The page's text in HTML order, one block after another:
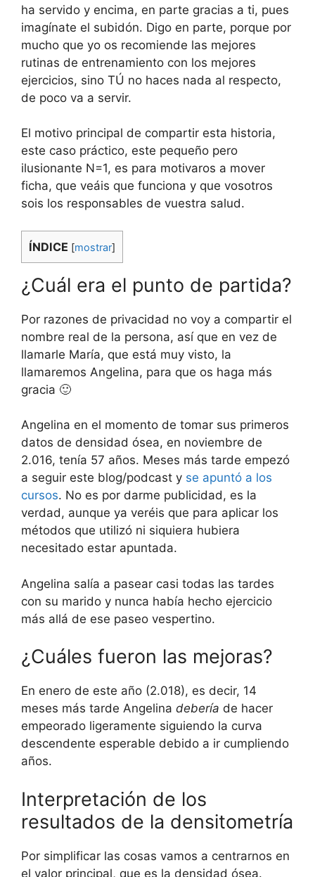
ha servido y encima, en parte gracias a ti, pues
imagínate el subidón. Digo en parte, porque por
mucho que yo os recomiende las mejores
rutinas de entrenamiento con los mejores
ejercicios, sino TÚ no haces nada al respecto,
de poco va a servir.
El motivo principal de compartir esta historia,
este caso práctico, este pequeño pero
ilusionante N=1, es para motivaros a mover
ficha, que veáis que funciona y que vosotros
sois los responsables de vuestra salud.
ÍNDICE [mostrar]
¿Cuál era el punto de partida?
Por razones de privacidad no voy a compartir el
nombre real de la persona, así que en vez de
llamarle María, que está muy visto, la
llamaremos Angelina, para que os haga más
gracia 🙂
Angelina en el momento de tomar sus primeros
datos de densidad ósea, en noviembre de
2.016, tenía 57 años. Meses más tarde empezó
a seguir este blog/podcast y se apuntó a los
cursos. No es por darme publicidad, es la
verdad, aunque ya veréis que para aplicar los
métodos que utilizó ni siquiera hubiera
necesitado estar apuntada.
Angelina salía a pasear casi todas las tardes
con su marido y nunca había hecho ejercicio
más allá de ese paseo vespertino.
¿Cuáles fueron las mejoras?
En enero de este año (2.018), es decir, 14
meses más tarde Angelina debería de hacer
empeorado ligeramente siguiendo la curva
descendente esperable debido a ir cumpliendo
años.
Interpretación de los
resultados de la densitometría
Por simplificar las cosas vamos a centrarnos en
el valor principal, que es la densidad ósea.